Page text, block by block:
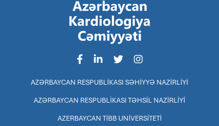
AZƏRBAYCAN RESPUBLİKASI SƏHİYYƏ NAZİRLİYİ
AZƏRBAYCAN RESPUBLİKASI TƏHSİL NAZİRLİYİ
AZERBAYCAN TİBB UNİVERSİTETİ